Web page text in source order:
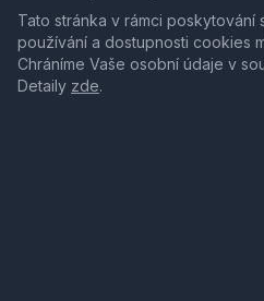
Tato stránka v rámci poskytování
používání a dostupnosti cookies
Chráníme Vaše osobní údaje v
Detaily zde.